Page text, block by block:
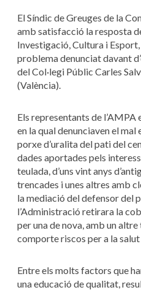
El Síndic de Greuges de la
amb satisfacció la resposta
Investigació, Cultura i
problema denunciat davant
del Col·legi Públic Carles
(València).
Els representants de l’AMPA
en la qual denunciaven el
porxe d’uralita del pati del
dades aportades pels
teulada, d’uns vint anys
trencades i unes altres amb
la mediació del defensor del
l’Administració retirara la
per una de nova, amb un
comporte riscos per a la
Entre els molts factors que
una educació de qualitat,